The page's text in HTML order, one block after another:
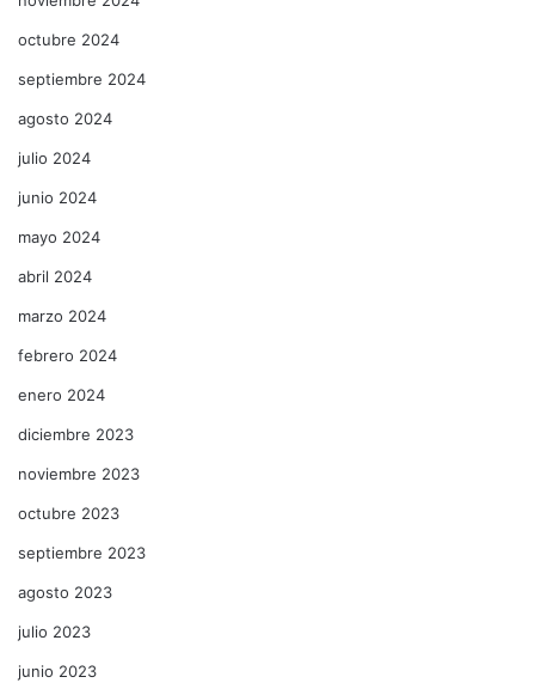
octubre 2024
septiembre 2024
agosto 2024
julio 2024
junio 2024
mayo 2024
abril 2024
marzo 2024
febrero 2024
enero 2024
diciembre 2023
noviembre 2023
octubre 2023
septiembre 2023
agosto 2023
julio 2023
junio 2023